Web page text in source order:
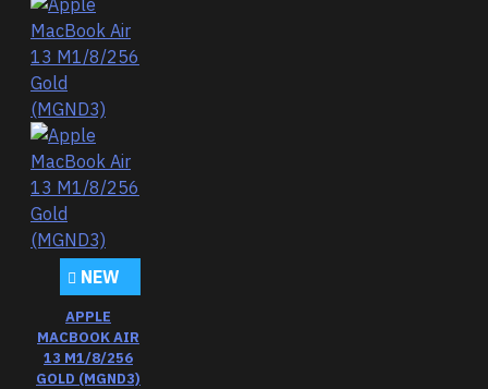
NEW
APPLE
MACBOOK AIR
13 M1/8/256
GOLD (MGND3)